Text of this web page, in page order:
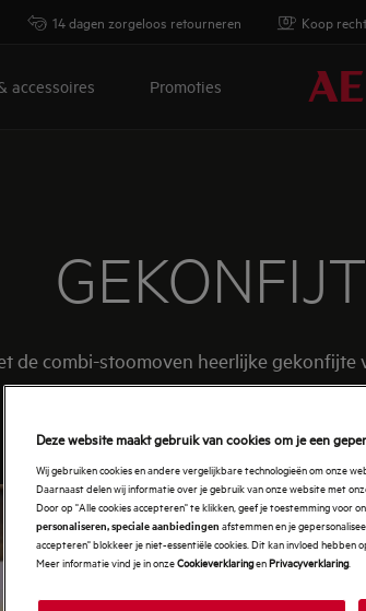
14 dagen zorgeloos retourneren Koop
accessoires Promoties
de combi-stoomoven heerlijke
Deze website maakt gebruik van cookies om je een
Wij gebruiken cookies en andere vergelijkbare technologieën om onze
Daarnaast delen wij informatie over je gebruik van onze website met
Door op "Alle cookies accepteren" te klikken, geef je toestemming voor
personaliseren, speciale aanbiedingen afstemmen en je
accepteren" blokkeer je niet-essentiële cookies. Dit kan invloed hebben
Meer informatie vind je in onzeCookieverklaringenPrivacyverklaring.